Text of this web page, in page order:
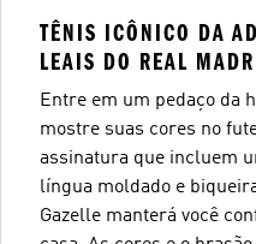
TÊNIS ICÔNICO DA
LEAIS DO REAL
Entre em um pedaço da
mostre suas cores no
assinatura que incluem
língua moldado e
Gazelle manterá você